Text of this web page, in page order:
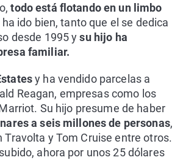
todo está flotando en un limbo
ha ido bien, tanto que el se dedica
desde 1995 ysu hijo ha
familiar.
y ha vendido parcelas a
Reagan, empresas como los
Su hijo presume de haber
a seis millones de personas,
Travolta y Tom Cruise entre otros.
ahora por unos 25 dólares